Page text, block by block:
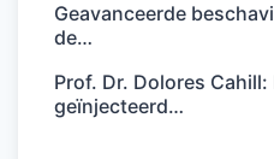
Geavanceerde
de…
Prof. Dr. Dolores
geïnjecteerd…